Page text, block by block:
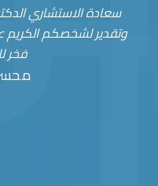
سعادة الاستشاري
وتقدير لشخصكم الكريم
فخر